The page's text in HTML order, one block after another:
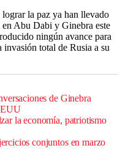
la paz ya han llevado
en Abu Dabi y Ginebra este
ningún avance para
invasión total de Rusia a su
de Ginebra
la economía, patriotismo
conjuntos en marzo